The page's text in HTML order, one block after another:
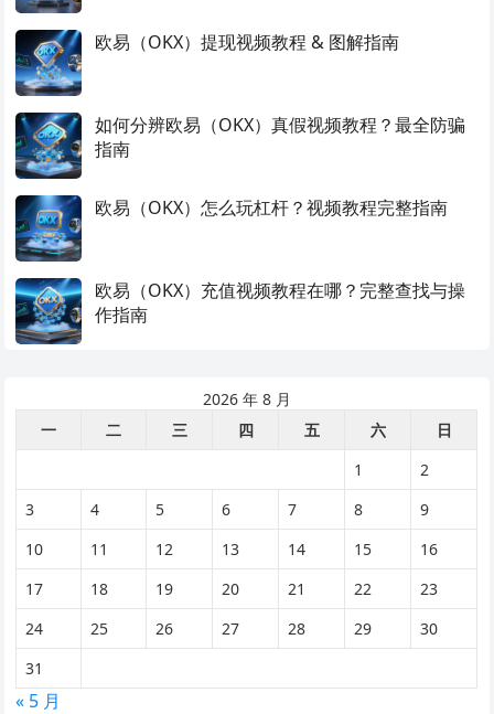
欧易（OKX）提现视频教程 & 图解指南
如何分辨欧易（OKX）真假视频教程？最全防骗
指南
欧易（OKX）怎么玩杠杆？视频教程完整指南
欧易（OKX）充值视频教程在哪？完整查找与操
作指南
2026 年 8 月
一
二 三 四 五 六
日
1
2
3
4 5 6 7 8
9
10
11 12 13 14 15
16
17
18 19 20 21 22
23
24
25 26 27 28 29
30
31
« 5 月